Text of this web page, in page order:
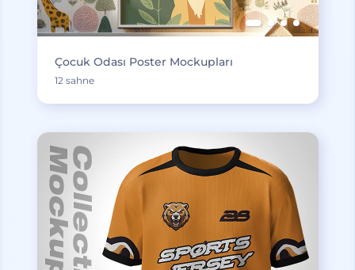
Çocuk Odası Poster Mockupları
12 sahne